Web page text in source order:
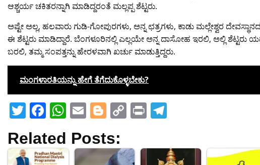
ಆಶ್ಚರ್ಯ ಚಕಿತರನ್ನಾಗಿ ಮಾಡಿದ್ದರಂತೆ ಮಲ್ಲಪ್ಪ ಶೆಟ್ಟರು.
ಅಷ್ಟೇ ಅಲ್ಲ, ಹಲವಾರು ಗುಡಿ-ಗೋಪುರಗಳು, ಅನ್ನ ಛತ್ರಗಳು, ಕಾಡು ಮಲ್ಲೇಶ್ವರ
ಈ ಶೆಟ್ಟರು ಮಾಡಿದ್ದಾರೆ. ಬೆಂಗಳೂರಿನಲ್ಲಿ ಎಲ್ಲಯೇ ಅನ್ನ ದಾಸೋಹ ಇರಲಿ, ಅಲ್ಲಿ ಶೆಟ್ಟರು
ಬರಲಿ, ತಮ್ಮ ಸಂಪತ್ತನ್ನು ಹೇರಳವಾಗಿ ಖರ್ಚು ಮಾಡುತ್ತಿದ್ದರು.
ಮಂಗಳಾರತಿಯನ್ನು ಹೇಗೆ ತೆಗೆದುಕೊಳ್ಳಬೇಕು?
T
w
itt
er
F
c
e
W
at
s
E
ai
l
Bl
g
g
C
p
y
Pr
t e
gr
Related Posts: